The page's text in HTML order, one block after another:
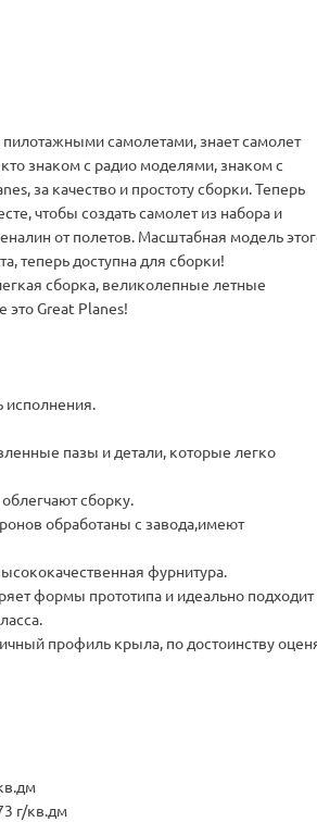
самолетами, знает самолет
знаком с радио моделями, знаком с
за качество и простоту сборки. Теперь
чтобы создать самолет из набора и
от полетов. Масштабная модель
теперь доступна для сборки!
сборка, великолепные летные
это Great Planes!
пазы и детали, которые легко
сборку.
обработаны с завода,имеют
фурнитура.
формы прототипа и идеально подходит
профиль крыла, по достоинству
г/кв.дм